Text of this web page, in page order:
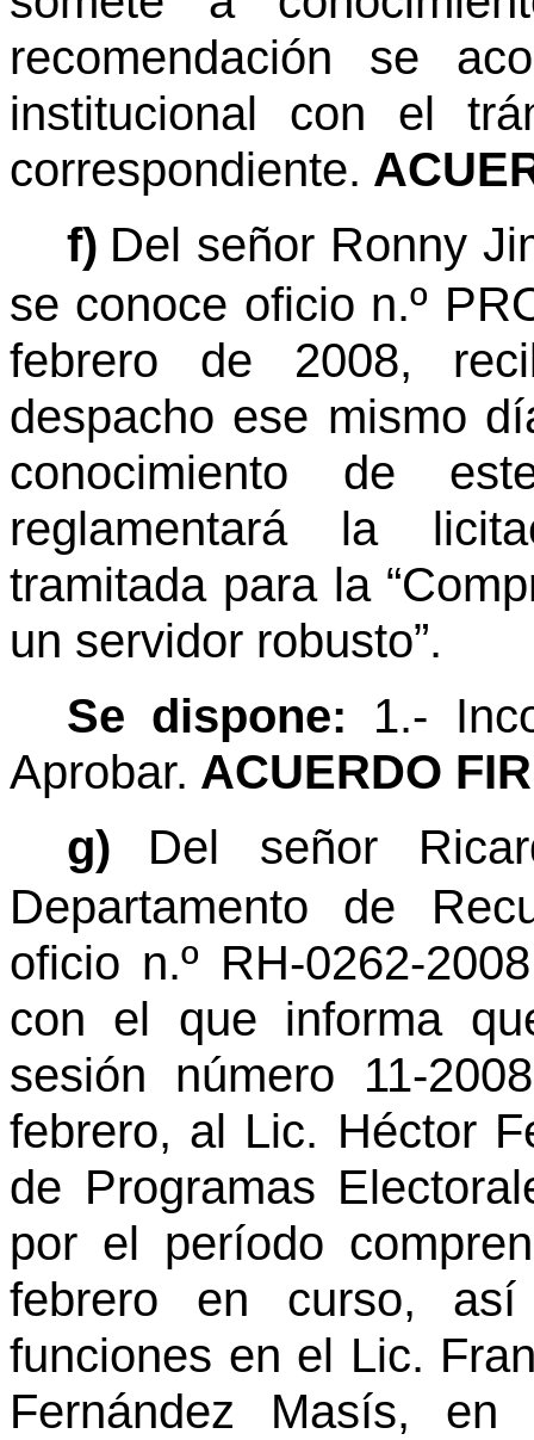
recomendación se
institucional con el
correspondiente.
f) Del señor Ronny
se conoce oficio n.º
febrero de 2008,
despacho ese mismo
conocimiento de
reglamentará la
tramitada para la
un servidor robusto”.
Se dispone: 1.-
Aprobar. ACUERDO
g)
Del señor
Departamento de
oficio n.º RH-0262-
con el que informa
sesión número 11-
febrero, al Lic. Héctor
de Programas
por el período
febrero en curso,
funciones en el Lic.
Fernández Masís,